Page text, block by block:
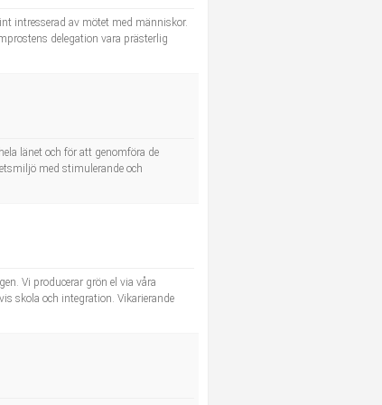
intresserad av mötet med människor.
delegation vara prästerlig
länet och för att genomföra de
med stimulerande och
Vi producerar grön el via våra
skola och integration. Vikarierande